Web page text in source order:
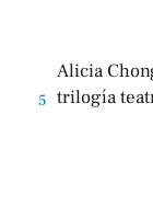
5
Alicia
trilogía